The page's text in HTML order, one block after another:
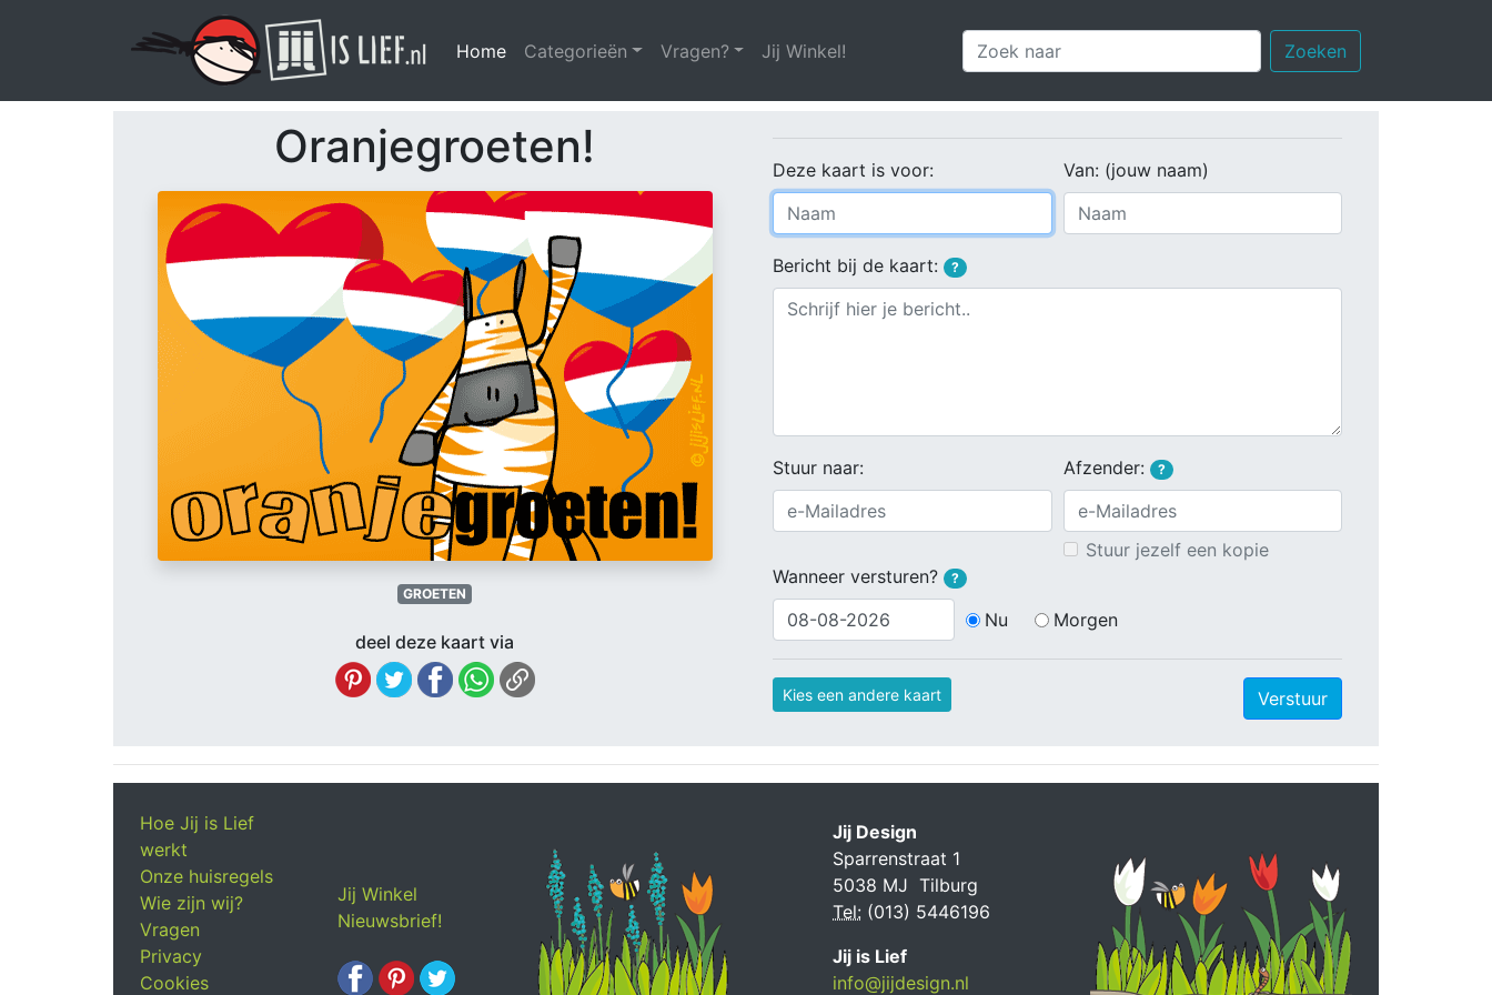
Home (huidige)
Categorieën Vragen? Jij Winkel! Zoeken
Oranjegroeten!
GROETEN
deel deze kaart via
Deze kaart is voor: Van: (jouw naam)
Bericht bij de kaart: ?
Stuur naar: Afzender: ?
Stuur jezelf een kopie
Wanneer versturen?
?
Nu Morgen
Kies een andere kaart Verstuur
Hoe Jij is Lief
werkt
Onze huisregels
Wie zijn wij?
Vragen
Privacy
Cookies
Jij Winkel
Nieuwsbrief!
Jij Design
Sparrenstraat 1
5038 MJ Tilburg
Tel: (013) 5446196
Jij is Lief
info@jijdesign.nl